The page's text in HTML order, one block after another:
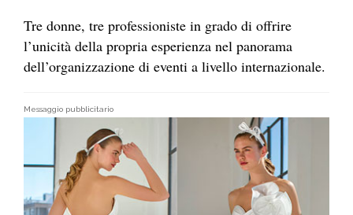
Tre donne, tre professioniste in grado di offrire
l’unicità della propria esperienza nel panorama
dell’organizzazione di eventi a livello internazionale.
Messaggio pubblicitario